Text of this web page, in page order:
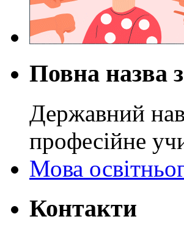
Повна назва
Державний
професійне
Мова
Контакти